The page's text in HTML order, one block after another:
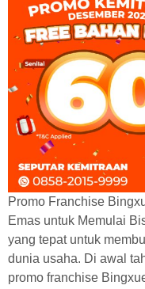
Promo Franchise
Emas untuk Memulai
yang tepat untuk
dunia usaha. Di awal
promo franchise